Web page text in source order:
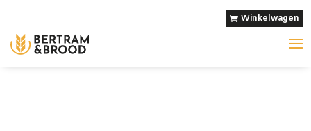
Winkelwagen